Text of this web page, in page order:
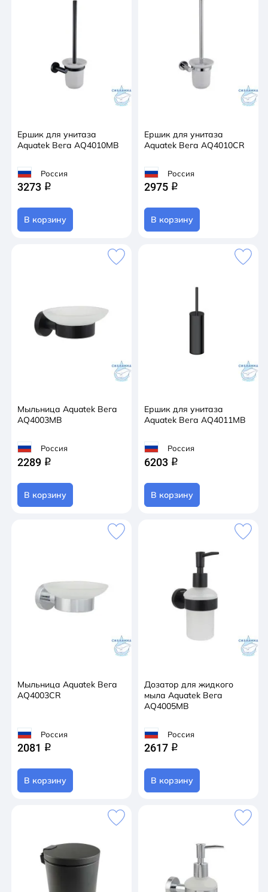
Ершик для унитаза
Aquatek Вега AQ4010MB
Россия
3273 q
В корзину
Ершик для унитаза
Aquatek Вега AQ4010CR
Россия
2975 q
В корзину
Мыльница Aquatek Вега
AQ4003MB
Россия
2289 q
В корзину
Ершик для унитаза
Aquatek Вега AQ4011MB
Россия
6203 q
В корзину
Мыльница Aquatek Вега
AQ4003CR
Россия
2081 q
В корзину
Дозатор для жидкого
мыла Aquatek Вега
AQ4005MB
Россия
2617 q
В корзину